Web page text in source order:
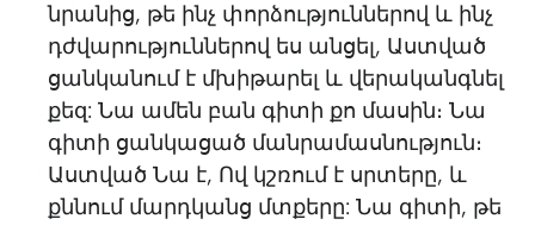
նրանից, թե ինչ փորձություններով և ինչ
դժվարություններով ես անցել, Աստված
ցանկանում է մխիթարել և վերականգնել
քեզ: Նա ամեն բան գիտի քո մասին։ Նա
գիտի ցանկացած մանրամասնություն։
Աստված Նա է, Ով կշռում է սրտերը, և
քննում մարդկանց մտքերը: Նա գիտի, թե